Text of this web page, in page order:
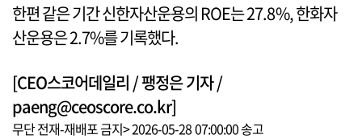
한편 같은 기간 신한자산운용의 ROE는 27.8%, 한화자
산운용은 2.7%를 기록했다.
[CEO스코어데일리 / 팽정은 기자 /
paeng@ceoscore.co.kr]
무단 전재-재배포 금지> 2026-05-28 07:00:00 송고